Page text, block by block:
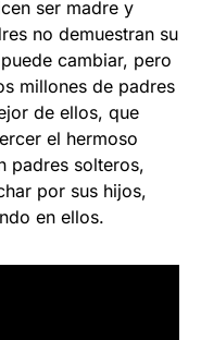
ser madre y
no demuestran su
cambiar, pero
millones de padres
de ellos, que
el hermoso
padres solteros,
por sus hijos,
en ellos.